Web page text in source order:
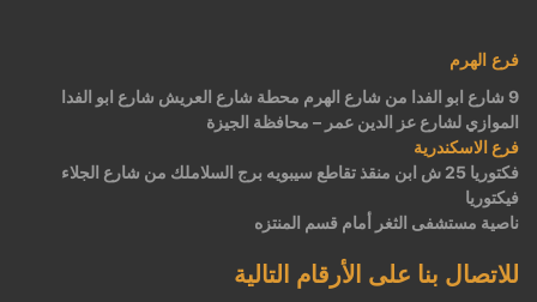
فرع الهرم
9 شارع ابو الفدا من شارع الهرم محطة شارع العريش شارع ابو الفدا
الموازي لشارع عز الدين عمر – محافظة الجيزة
فرع الاسكندرية
فكتوريا 25 ش ابن منقذ تقاطع سيبويه برج السلاملك من شارع الجلاء
فيكتوريا
ناصية مستشفى الثغر أمام قسم المنتزه
للاتصال بنا على الأرقام التالية